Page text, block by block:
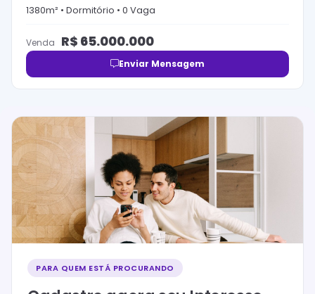
1380m² • Dormitório • 0 Vaga
Venda R$ 65.000.000
Enviar Mensagem
PARA QUEM ESTÁ PROCURANDO